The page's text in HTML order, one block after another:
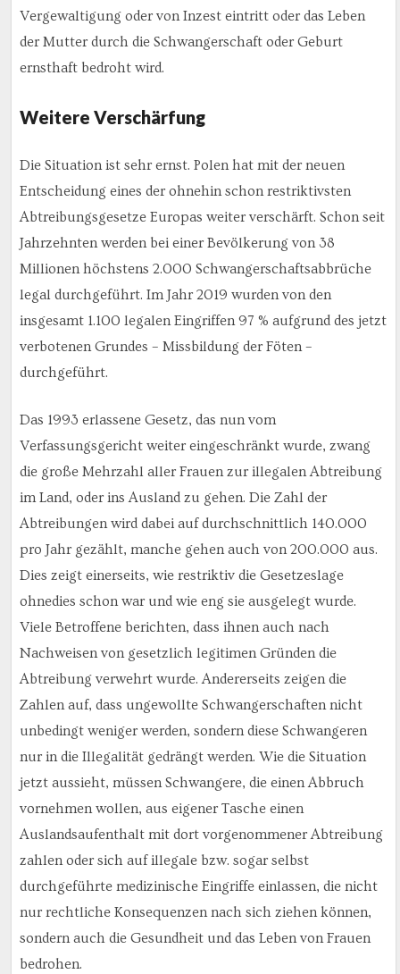
Vergewaltigung oder von Inzest eintritt oder das Leben
der Mutter durch die Schwangerschaft oder Geburt
ernsthaft bedroht wird.
Weitere Verschärfung
Die Situation ist sehr ernst. Polen hat mit der neuen
Entscheidung eines der ohnehin schon restriktivsten
Abtreibungsgesetze Europas weiter verschärft. Schon seit
Jahrzehnten werden bei einer Bevölkerung von 38
Millionen höchstens 2.000 Schwangerschaftsabbrüche
legal durchgeführt. Im Jahr 2019 wurden von den
insgesamt 1.100 legalen Eingriffen 97 % aufgrund des jetzt
verbotenen Grundes – Missbildung der Föten –
durchgeführt.
Das 1993 erlassene Gesetz, das nun vom
Verfassungsgericht weiter eingeschränkt wurde, zwang
die große Mehrzahl aller Frauen zur illegalen Abtreibung
im Land, oder ins Ausland zu gehen. Die Zahl der
Abtreibungen wird dabei auf durchschnittlich 140.000
pro Jahr gezählt, manche gehen auch von 200.000 aus.
Dies zeigt einerseits, wie restriktiv die Gesetzeslage
ohnedies schon war und wie eng sie ausgelegt wurde.
Viele Betroffene berichten, dass ihnen auch nach
Nachweisen von gesetzlich legitimen Gründen die
Abtreibung verwehrt wurde. Andererseits zeigen die
Zahlen auf, dass ungewollte Schwangerschaften nicht
unbedingt weniger werden, sondern diese Schwangeren
nur in die Illegalität gedrängt werden. Wie die Situation
jetzt aussieht, müssen Schwangere, die einen Abbruch
vornehmen wollen, aus eigener Tasche einen
Auslandsaufenthalt mit dort vorgenommener Abtreibung
zahlen oder sich auf illegale bzw. sogar selbst
durchgeführte medizinische Eingriffe einlassen, die nicht
nur rechtliche Konsequenzen nach sich ziehen können,
sondern auch die Gesundheit und das Leben von Frauen
bedrohen.